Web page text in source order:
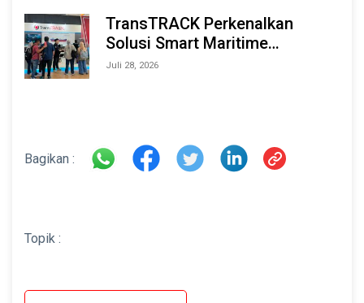
TransTRACK Perkenalkan
Solusi Smart Maritime
Monitoring Berbasis AI dan IoT
Juli 28, 2026
Bagikan :
Topik :